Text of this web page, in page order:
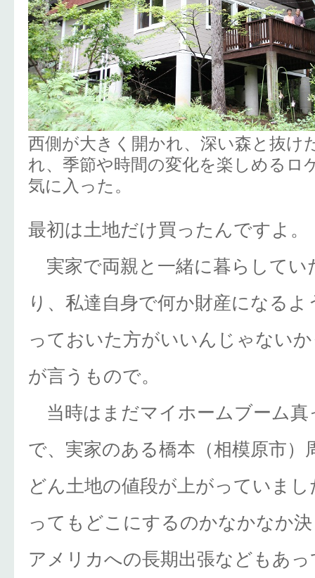
西側が大きく開かれ、深い森と抜け
れ、季節や時間の変化を楽しめるロ
気に入った。
最初は土地だけ買ったんですよ。
実家で両親と一緒に暮らしてい
り、私達自身で何か財産になる
っておいた方がいいんじゃない
が言うもので。
当時はまだマイホームブーム真
で、実家のある橋本（相模原市）
どん土地の値段が上がっていま
ってもどこにするのかなかなか
アメリカへの長期出張などもあ